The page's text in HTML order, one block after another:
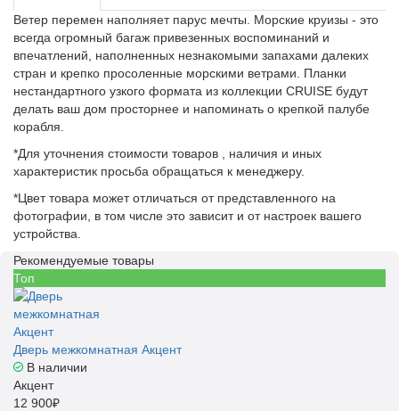
Ветер перемен наполняет парус мечты. Морские круизы - это
всегда огромный багаж привезенных воспоминаний и
впечатлений, наполненных незнакомыми запахами далеких
стран и крепко просоленные морскими ветрами. Планки
нестандартного узкого формата из коллекции CRUISE будут
делать ваш дом просторнее и напоминать о крепкой палубе
корабля.
*Для уточнения стоимости товаров , наличия и иных
характеристик просьба обращаться к менеджеру.
*Цвет товара может отличаться от представленного на
фотографии, в том числе это зависит и от настроек вашего
устройства.
Рекомендуемые товары
Топ
Дверь межкомнатная Акцент
В наличии
Акцент
12 900₽